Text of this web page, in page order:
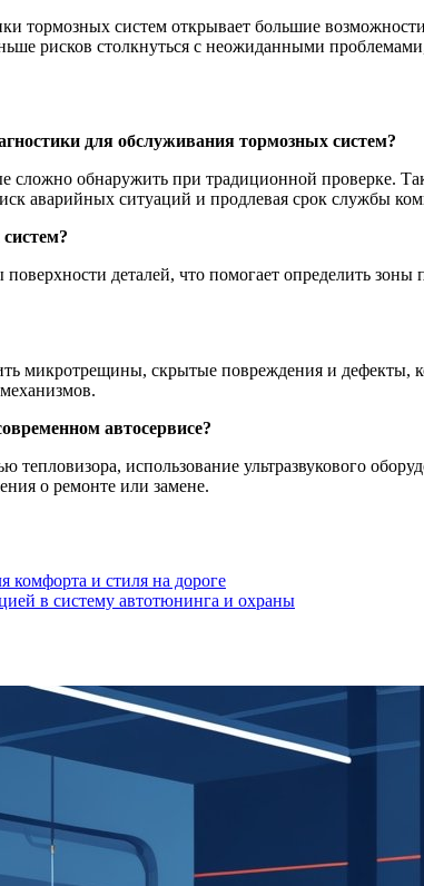
тормозных систем открывает большие
рисков столкнуться с неожиданными проблемами,
для обслуживания тормозных систем?
обнаружить при традиционной проверке.
аварийных ситуаций и продлевая срок службы
деталей, что помогает определить
микротрещины, скрытые повреждения и
автосервисе?
использование ультразвукового
о ремонте или замене.
комфорта и стиля на дороге
в систему автотюнинга и охраны